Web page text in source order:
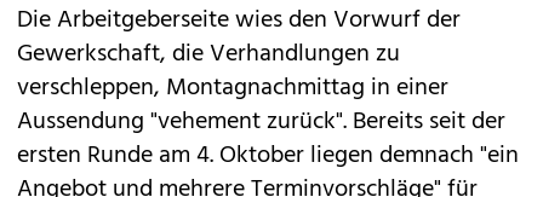
Die Arbeitgeberseite wies den Vorwurf der
Gewerkschaft, die Verhandlungen zu
verschleppen, Montagnachmittag in einer
Aussendung "vehement zurück". Bereits seit der
ersten Runde am 4. Oktober liegen demnach "ein